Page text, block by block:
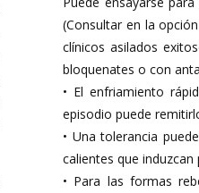
(Consultar en la
clínicos asilados
bloquenates o con
• El enfriamiento
episodio puede
• Una tolerancia
calientes que
• Para las formas